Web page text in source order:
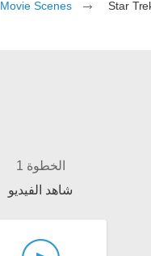
Movie Scenes Star
الخطوة 1
شاهد الفيديو